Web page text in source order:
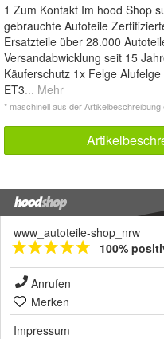
1 Zum Kontakt Im hood Shop
gebrauchte Autoteile
Ersatzteile über 28.000
Versandabwicklung seit 15
Käuferschutz 1x Felge
ET3... Mehr
* maschinell aus der Artikelbeschreibung
www_autoteile-shop_nrw
100%
Anrufen
Merken
Impressum